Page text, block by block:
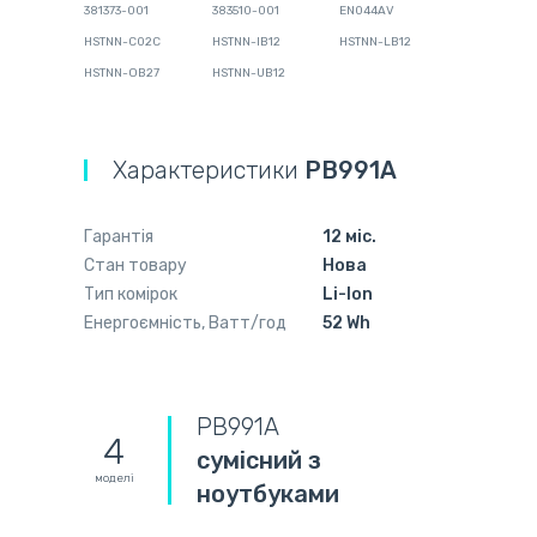
381373-001 383510-001 EN044AV
HSTNN-C02C HSTNN-IB12 HSTNN-LB12
HSTNN-OB27 HSTNN-UB12
Характеристики PB991A
Гарантія
12 міс.
Стан товару
Нова
Тип комірок
Li-Ion
Енергоємність, Ватт/год
52 Wh
4
моделі
PB991A
сумісний з
ноутбуками